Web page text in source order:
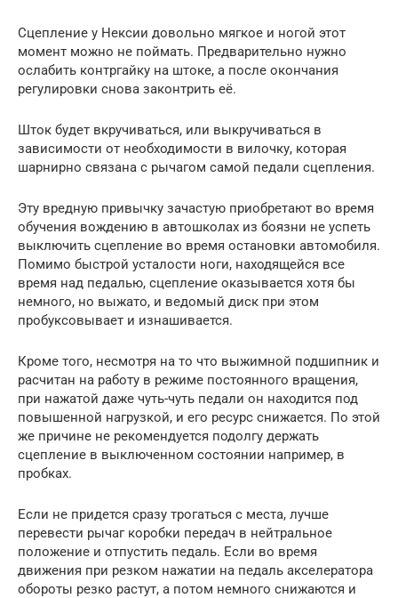
Сцепление у Нексии довольно мягкое и ногой этот
момент можно не поймать. Предварительно нужно
ослабить контргайку на штоке, а после окончания
регулировки снова законтрить её.
Шток будет вкручиваться, или выкручиваться в
зависимости от необходимости в вилочку, которая
шарнирно связана с рычагом самой педали сцепления.
Эту вредную привычку зачастую приобретают во время
обучения вождению в автошколах из боязни не успеть
выключить сцепление во время остановки автомобиля.
Помимо быстрой усталости ноги, находящейся все
время над педалью, сцепление оказывается хотя бы
немного, но выжато, и ведомый диск при этом
пробуксовывает и изнашивается.
Кроме того, несмотря на то что выжимной подшипник и
расчитан на работу в режиме постоянного вращения,
при нажатой даже чуть-чуть педали он находится под
повышенной нагрузкой, и его ресурс снижается. По этой
же причине не рекомендуется подолгу держать
сцепление в выключенном состоянии например, в
пробках.
Если не придется сразу трогаться с места, лучше
перевести рычаг коробки передач в нейтральное
положение и отпустить педаль. Если во время
движения при резком нажатии на педаль акселератора
обороты резко растут, а потом немного снижаются и